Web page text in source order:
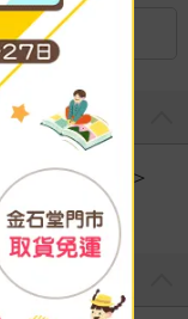
行授權電影
＞